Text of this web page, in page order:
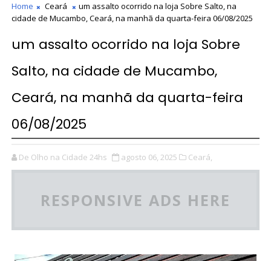
Home Ceará
um assalto ocorrido na loja Sobre Salto, na
cidade de Mucambo, Ceará, na manhã da quarta-feira 06/08/2025
um assalto ocorrido na loja Sobre
Salto, na cidade de Mucambo,
Ceará, na manhã da quarta-feira
06/08/2025
De Olho na Cidade 24hs agosto 06, 2025 Ceará,
RESPONSIVE ADS HERE